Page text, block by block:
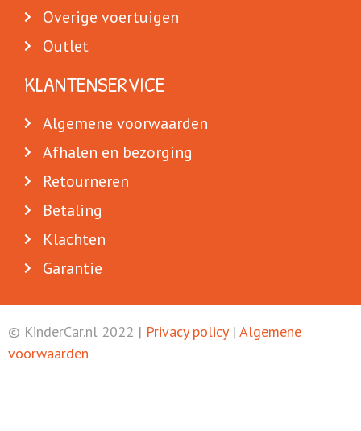
Overige voertuigen
Outlet
KLANTENSERVICE
Algemene voorwaarden
Afhalen en bezorging
Retourneren
Betaling
Klachten
Garantie
© KinderCar.nl 2022 | Privacy policy| Algemene
voorwaarden